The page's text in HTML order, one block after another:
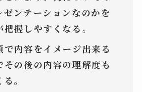
ゼンテーションなのかを
握しやすくなる。
で内容をイメージ出来る
その後の内容の理解度も
。